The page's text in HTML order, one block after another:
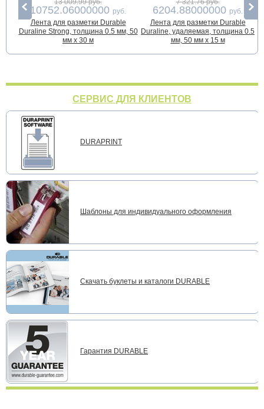
13 009.99 руб.
10752.06000000 руб.
Лента для разметки Durable
Duraline Strong, толщина 0.5 мм, 50
мм х 30 м
7 321.76 руб.
6204.88000000 руб.
Лента для разметки Durable
Duraline, удаляемая, толщина 0.5
мм, 50 мм х 15 м
СЕРВИС ДЛЯ КЛИЕНТОВ
DURAPRINT
Шаблоны для индивидуального оформления
Скачать буклеты и каталоги DURABLE
Гарантия DURABLE